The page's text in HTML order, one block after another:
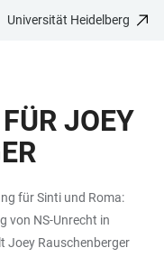
Universität Heidelberg
JOEY
für Sinti und Roma:
von NS-Unrecht in
Joey Rauschenberger